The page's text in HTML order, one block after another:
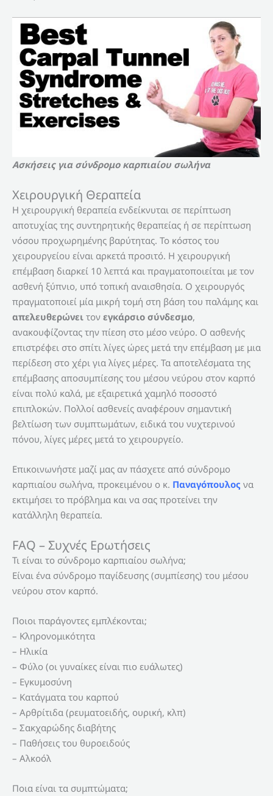
Ασκήσεις για σύνδρομο καρπιαίου σωλήνα
Χειρουργική Θεραπεία
Η χειρουργική θεραπεία ενδείκνυται σε περίπτωση
αποτυχίας της συντηρητικής θεραπείας ή σε περίπτωση
νόσου προχωρημένης βαρύτητας. Το κόστος του
χειρουργείου είναι αρκετά προσιτό. Η χειρουργική
επέμβαση διαρκεί 10 λεπτά και πραγματοποιείται με τον
ασθενή ξύπνιο, υπό τοπική αναισθησία. Ο χειρουργός
πραγματοποιεί μία μικρή τομή στη βάση του παλάμης και
απελευθερώνει τον εγκάρσιο σύνδεσμο,
ανακουφίζοντας την πίεση στο μέσο νεύρο. Ο ασθενής
επιστρέφει στο σπίτι λίγες ώρες μετά την επέμβαση με μια
περίδεση στο χέρι για λίγες μέρες. Τα αποτελέσματα της
επέμβασης αποσυμπίεσης του μέσου νεύρου στον καρπό
είναι πολύ καλά, με εξαιρετικά χαμηλό ποσοστό
επιπλοκών. Πολλοί ασθενείς αναφέρουν σημαντική
βελτίωση των συμπτωμάτων, ειδικά του νυχτερινού
πόνου, λίγες μέρες μετά το χειρουργείο.
Επικοινωνήστε μαζί μας αν πάσχετε από σύνδρομο
καρπιαίου σωλήνα, προκειμένου ο κ. Παναγόπουλος να
εκτιμήσει το πρόβλημα και να σας προτείνει την
κατάλληλη θεραπεία.
FAQ – Συχνές Ερωτήσεις
Τι είναι το σύνδρομο καρπιαίου σωλήνα;
Είναι ένα σύνδρομο παγίδευσης (συμπίεσης) του μέσου
νεύρου στον καρπό.
Ποιοι παράγοντες εμπλέκονται;
– Κληρονομικότητα
– Ηλικία
– Φύλο (οι γυναίκες είναι πιο ευάλωτες)
– Εγκυμοσύνη
– Κατάγματα του καρπού
– Αρθρίτιδα (ρευματοειδής, ουρική, κλπ)
– Σακχαρώδης διαβήτης
– Παθήσεις του θυροειδούς
– Αλκοόλ
Ποια είναι τα συμπτώματα;